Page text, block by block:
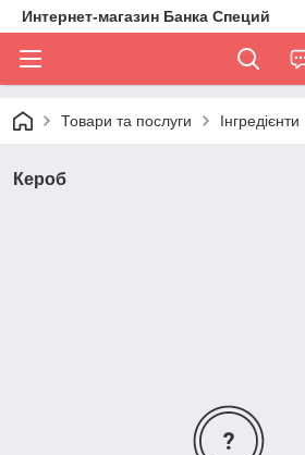
Интернет-магазин Банка Специй
Товари та послуги Інгредієнти
Кероб